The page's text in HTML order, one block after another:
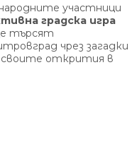
участници
градска игра
търсят
чрез загадки
открития в